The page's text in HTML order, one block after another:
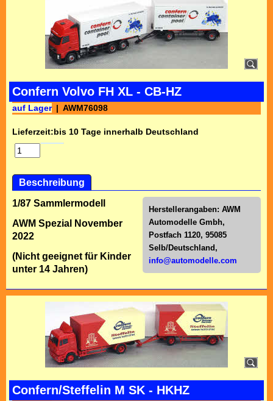
Confern Volvo FH XL - CB-HZ
auf Lager AWM76098
Lieferzeit:bis 10 Tage innerhalb Deutschland
Beschreibung
Herstellerangaben: AWM
Automodelle Gmbh,
Postfach 1120, 95085
Selb/Deutschl and,
info@automodelle.com
1/87 Sammlermodell
AWM Spezial November
2022
(Nicht geeignet für Kinder
unter 14 Jahren)
Confern/Steffelin M SK - HKHZ